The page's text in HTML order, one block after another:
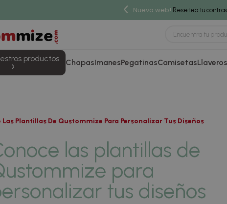
Nueva web! Resetea tu
productos ChapasImanesPegatinasCamisetasLlaveros
Las Plantillas De Qustommize Para Personalizar Tus Diseños
las plantillas de
para
tus diseños